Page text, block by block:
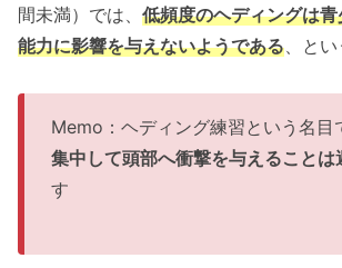
間未満）では、 低頻度のヘディングは
能力に影響を与えないようである、とい
Memo：ヘディング練習という名目
集中して頭部へ衝撃を与えることは
す